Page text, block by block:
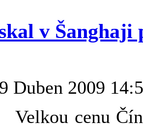
v
Duben 2009
Velkou cenu